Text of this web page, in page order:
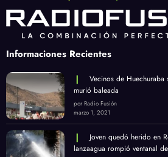
Informaciones Recientes
Vecinos de Huechuraba
murió baleada
por Radio Fusión
marzo 1, 2021
Joven quedó herido en
lanzaagua rompió ventanal